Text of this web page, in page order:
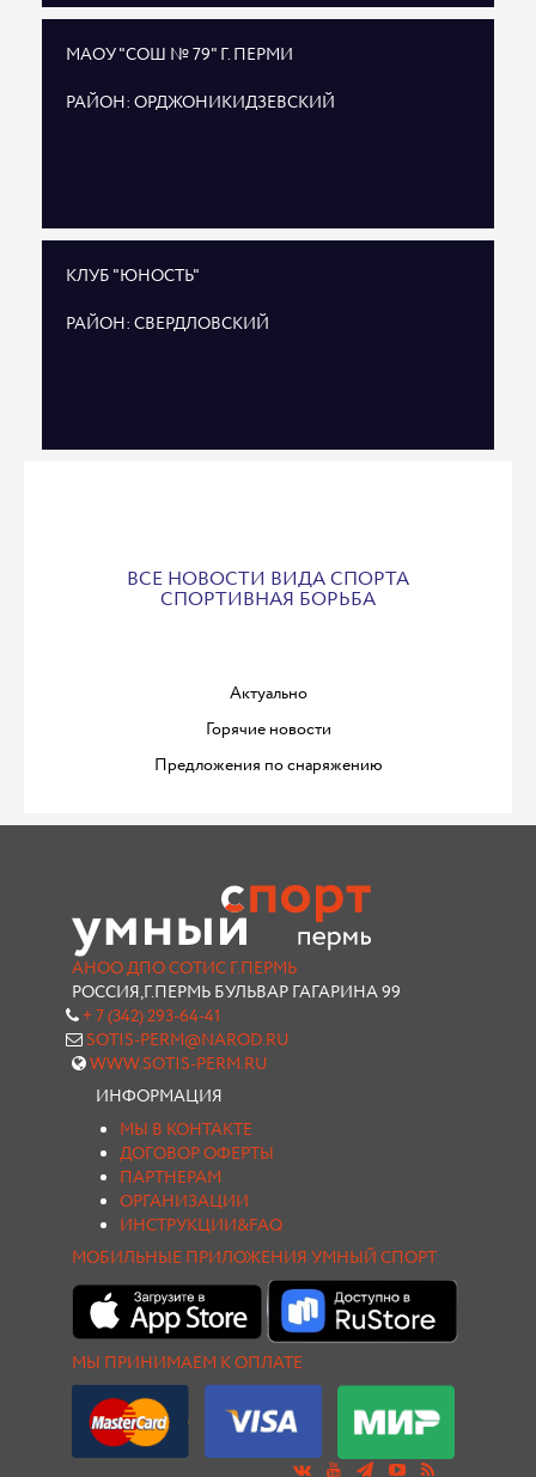
МАОУ "СОШ № 79" Г. ПЕРМИ
РАЙОН: ОРДЖОНИКИДЗЕВСКИЙ
КЛУБ "ЮНОСТЬ"
РАЙОН: СВЕРДЛОВСКИЙ
ВСЕ НОВОСТИ ВИДА СПОРТА
СПОРТИВНАЯ БОРЬБА
Актуально
Горячие новости
Предложения по снаряжению
АНОО ДПО СОТИС Г.ПЕРМЬ
РОССИЯ,Г.ПЕРМЬ БУЛЬВАР ГАГАРИНА 99
+ 7 (342) 293-64-41
SOTIS-PERM@NAROD.RU
WWW.SOTIS-PERM.RU
ИНФОРМАЦИЯ
МЫ В КОНТАКТЕ
ДОГОВОР ОФЕРТЫ
ПАРТНЕРАМ
ОРГАНИЗАЦИИ
ИНСТРУКЦИИ&FAQ
МОБИЛЬНЫЕ ПРИЛОЖЕНИЯ УМНЫЙ СПОРТ
МЫ ПРИНИМАЕМ К ОПЛАТЕ